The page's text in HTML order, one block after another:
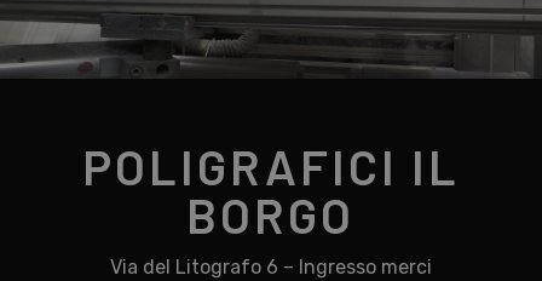
POLIGRAFICI IL
BORGO
Via del Litografo 6 – Ingresso merci